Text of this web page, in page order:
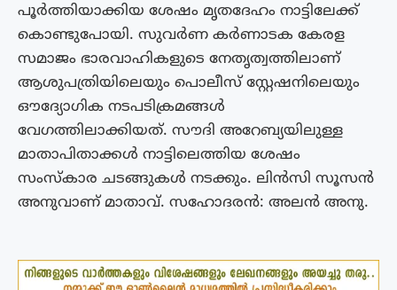
പൂർത്തിയാക്കിയ ശേഷം മൃതദേഹം നാട്ടിലേക്ക്
കൊണ്ടുപോയി. സുവർണ കർണാടക കേരള
സമാജം ഭാരവാഹികളുടെ നേതൃത്വത്തിലാണ്
ആശുപത്രിയിലെയും പൊലീസ് സ്റ്റേഷനിലെയും
ഔദ്യോഗിക നടപടിക്രമങ്ങൾ
വേഗത്തിലാക്കിയത്. സൗദി അറേബ്യയിലുള്ള
മാതാപിതാക്കൾ നാട്ടിലെത്തിയ ശേഷം
സംസ്‌കാര ചടങ്ങുകൾ നടക്കും. ലിൻസി സൂസൻ
അനുവാണ് മാതാവ്. സഹോദരൻ: അലൻ അനു.